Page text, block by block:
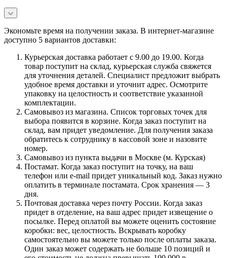
Экономьте время на получении заказа. В интернет-магазине
доступно 5 вариантов доставки:
Курьерская доставка работает с 9.00 до 19.00. Когда
товар поступит на склад, курьерская служба свяжется
для уточнения деталей. Специалист предложит выбрать
удобное время доставки и уточнит адрес. Осмотрите
упаковку на целостность и соответствие указанной
комплектации.
Самовывоз из магазина. Список торговых точек для
выбора появится в корзине. Когда заказ поступит на
склад, вам придет уведомление. Для получения заказа
обратитесь к сотруднику в кассовой зоне и назовите
номер.
Самовывоз из пункта выдачи в Москве (м. Курская)
Постамат. Когда заказ поступит на точку, на ваш
телефон или e-mail придет уникальный код. Заказ нужно
оплатить в терминале постамата. Срок хранения — 3
дня.
Почтовая доставка через почту России. Когда заказ
придет в отделение, на ваш адрес придет извещение о
посылке. Перед оплатой вы можете оценить состояние
коробки: вес, целостность. Вскрывать коробку
самостоятельно вы можете только после оплаты заказа.
Один заказ может содержать не больше 10 позиций и